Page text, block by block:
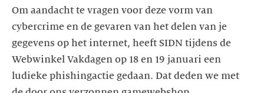
Om aandacht te vragen voor deze vorm van
cybercrime en de gevaren van het delen van je
gegevens op het internet, heeft SIDN tijdens de
Webwinkel Vakdagen op 18 en 19 januari een
ludieke phishingactie gedaan. Dat deden we met